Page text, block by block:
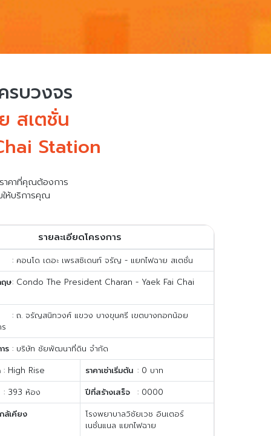
บวงจร
สเตชั่น
Station
าคาที่คุณต้องการ
ห้บริการคุณ
รายละเอียดโครงการ
: คอนโด เดอะ เพรสซิเดนท์ จรัญ - แยกไฟฉาย สเตชั่น
ษ: Condo The President Charan - Yaek Fai Chai
: ถ. จรัญสนิทวงศ์ แขวง บางขุนศรี เขตบางกอกน้อย
ร : บริษัท ชัยพัฒนาที่ดิน จำกัด
: High Rise ราคาเช่าเริ่มต้น : 0 บาท
: 393 ห้อง
ปีที่สร้างเสร็จ
: 0000
ล้เคียง
โรงพยาบาลวิชัยเวช อินเตอร์
เนชั่นแนล แยกไฟฉาย